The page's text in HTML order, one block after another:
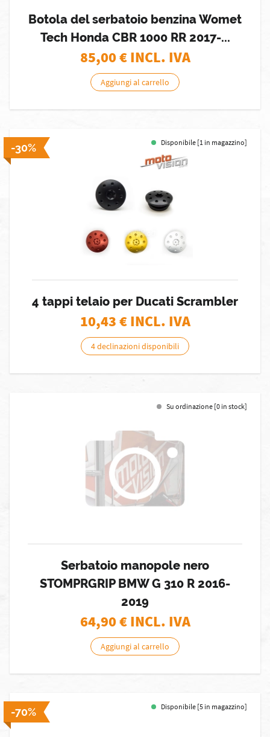
Botola del serbatoio benzina Womet
Tech Honda CBR 1000 RR 2017-...
85,00€ INCL. IVA
Aggiungi al carrello
-30% Disponibile [1 in magazzino]
4 tappi telaio per Ducati Scrambler
10,43€ INCL. IVA
4 declinazioni disponibili
Su ordinazione [0 in stock]
Serbatoio manopole nero
STOMPRGRIP BMW G 310 R 2016-
2019
64,90€ INCL. IVA
Aggiungi al carrello
-70% Disponibile [5 in magazzino]